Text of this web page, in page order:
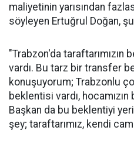
maliyetinin yarısından
söyleyen Ertuğrul Doğan,
"Trabzon'da
vardı. Bu tarz bir transfer
konuşuyorum; Trabzonlu
beklentisi vardı,
Başkan da bu beklentiyi
şey; taraftarımız, kendi